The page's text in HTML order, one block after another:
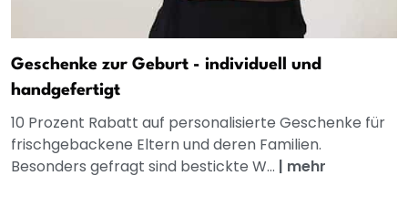
Geschenke zur Geburt - individuell und
handgefertigt
10 Prozent Rabatt auf personalisierte Geschenke für
frischgebackene Eltern und deren Familien.
Besonders gefragt sind bestickte W... | mehr